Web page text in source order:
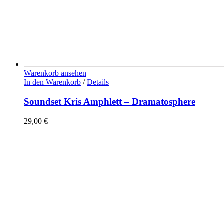
Warenkorb ansehen
In den Warenkorb / Details
Soundset Kris Amphlett – Dramatosphere
29,00 €